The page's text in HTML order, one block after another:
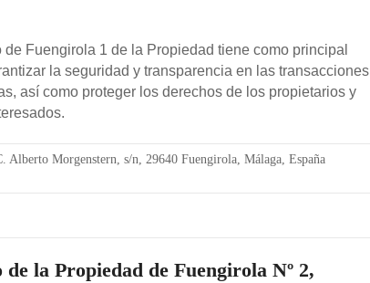
de Fuengirola 1 de la Propiedad tiene como principal
la seguridad y transparencia en las transacciones
así como proteger los derechos de los propietarios y
Alberto Morgenstern, s/n, 29640 Fuengirola, Málaga, España
de la Propiedad de Fuengirola Nº 2,